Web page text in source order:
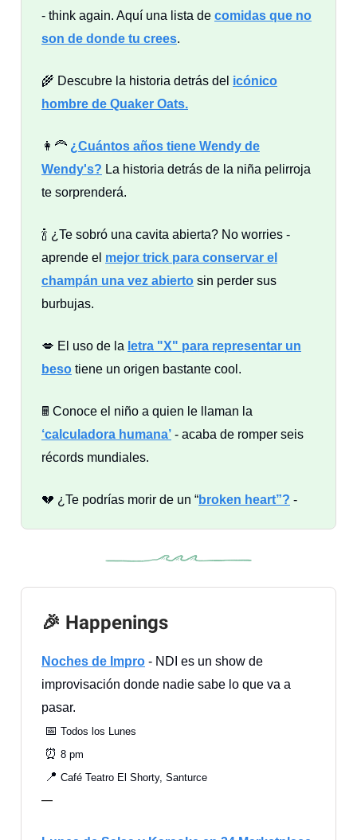
- think again. Aquí una lista de comidas que no
son de donde tu crees.
🌾 Descubre la historia detrás del icónico
hombre de Quaker Oats.
👩‍🦰 ¿Cuántos años tiene Wendy de
Wendy's? La historia detrás de la niña pelirroja
te sorprenderá.
🍾 ¿Te sobró una cavita abierta? No worries -
aprende el mejor trick para conservar el
champán una vez abierto sin perder sus
burbujas.
💋 El uso de la letra "X" para representar un
beso tiene un origen bastante cool.
🖩 Conoce el niño a quien le llaman la
‘calculadora humana’ - acaba de romper seis
récords mundiales.
💔 ¿Te podrías morir de un “broken heart”? -
🎉 Happenings
Noches de Impro - NDI es un show de
improvisación donde nadie sabe lo que va a
pasar.
📅 Todos los Lunes
⏰ 8 pm
📍 Café Teatro El Shorty, Santurce
—